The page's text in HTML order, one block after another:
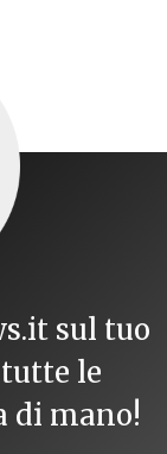
sul tuo
le
di mano!